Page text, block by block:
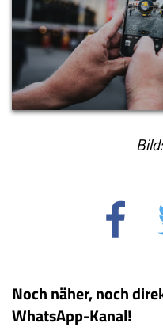
Noch näher, noch
WhatsApp-Kanal!